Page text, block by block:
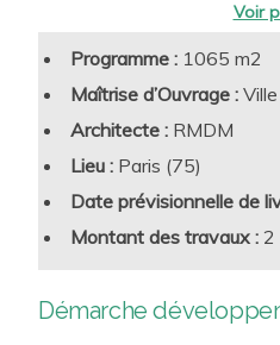
Qualité de l’air intérieur
hygrothermique, dont
estivales
Accessibilité, biophilie,
facteurs de performance
Lutte contre l’Effet
traitement bioclimatique et
Construction et
Programme : 1065 m2
Maîtrise d’Ouvrage :
Architecte : RMDM
Lieu : Paris (75)
Date prévisionnelle de
Montant des travaux : 2
Démarche